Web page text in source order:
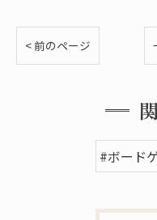
< 前のページ
#ボード